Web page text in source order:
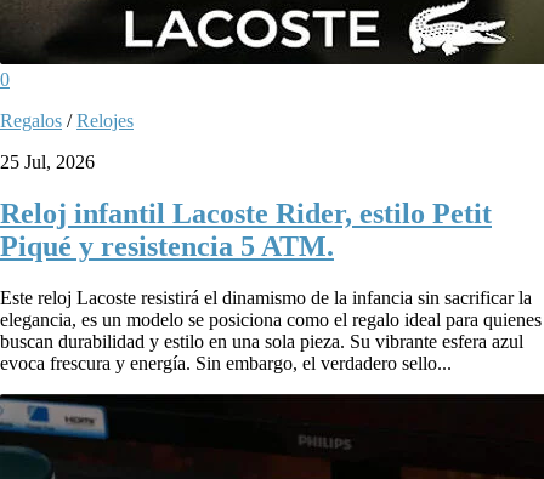
0
Regalos /Relojes
25 Jul, 2026
Reloj infantil Lacoste Rider, estilo Petit
Piqué y resistencia 5 ATM.
Este reloj Lacoste resistirá el dinamismo de la infancia sin sacrificar la
elegancia, es un modelo se posiciona como el regalo ideal para quienes
buscan durabilidad y estilo en una sola pieza. Su vibrante esfera azul
evoca frescura y energía. Sin embargo, el verdadero sello...